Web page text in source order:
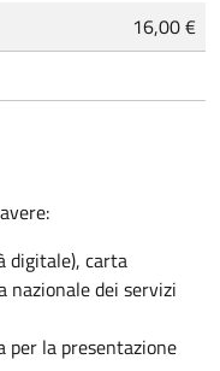
16,00 €
digitale), carta
nazionale dei servizi
la presentazione